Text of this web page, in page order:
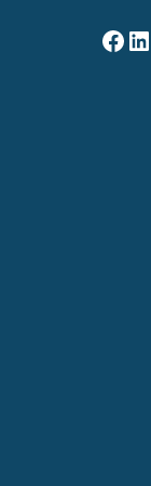
Facebook LinkedIn